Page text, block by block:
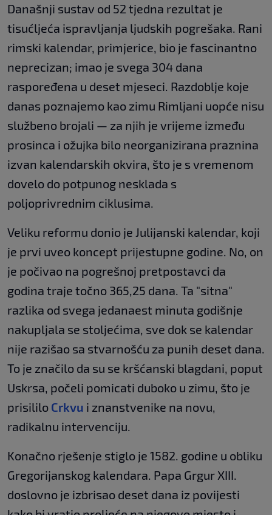
Današnji sustav od 52 tjedna rezultat je
tisućljeća ispravljanja ljudskih pogrešaka. Rani
rimski kalendar, primjerice, bio je fascinantno
neprecizan; imao je svega 304 dana
raspoređena u deset mjeseci. Razdoblje koje
danas poznajemo kao zimu Rimljani uopće nisu
službeno brojali — za njih je vrijeme između
prosinca i ožujka bilo neorganizirana praznina
izvan kalendarskih okvira, što je s vremenom
dovelo do potpunog nesklada s
poljoprivrednim ciklusima.
Veliku reformu donio je Julijanski kalendar, koji
je prvi uveo koncept prijestupne godine. No, on
je počivao na pogrešnoj pretpostavci da
godina traje točno 365,25 dana. Ta "sitna"
razlika od svega jedanaest minuta godišnje
nakupljala se stoljećima, sve dok se kalendar
nije razišao sa stvarnošću za punih deset dana.
To je značilo da su se kršćanski blagdani, poput
Uskrsa, počeli pomicati duboko u zimu, što je
prisililo Crkvu i znanstvenike na novu,
radikalnu intervenciju.
Konačno rješenje stiglo je 1582. godine u obliku
Gregorijanskog kalendara. Papa Grgur XIII.
doslovno je izbrisao deset dana iz povijesti